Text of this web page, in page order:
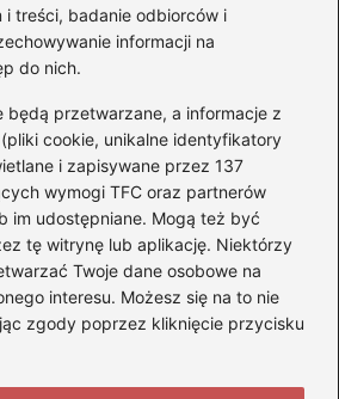
i treści, badanie odbiorców i
informacji na
do nich.
będą przetwarzane, a informacje z
cookie, unikalne identyfikatory
i zapisywane przez 137
wymogi TFC oraz partnerów
im udostępniane. Mogą też być
tę witrynę lub aplikację. Niektórzy
Twoje dane osobowe na
interesu. Możesz się na to nie
zgody poprzez kliknięcie przycisku
Kategorie
(68)